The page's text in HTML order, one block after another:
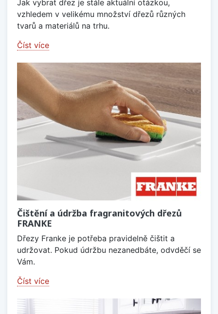
Jak vybrat dřez je stále aktuální otázkou,
vzhledem v velikému množství dřezů různých
tvarů a materiálů na trhu.
Číst více
Čištění a údržba fragranitových dřezů
FRANKE
Dřezy Franke je potřeba pravidelně čištit a
udržovat. Pokud údržbu nezanedbáte, odvděčí se
Vám.
Číst více